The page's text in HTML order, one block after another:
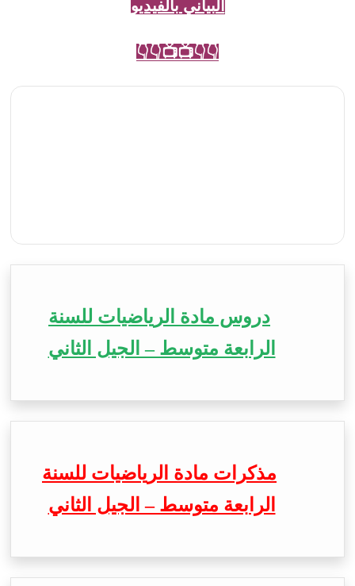
البياني بالفيديو
👇👇📺📺👇👇
دروس مادة الرياضيات للسنة
الرابعة متوسط – الجيل الثاني
مذكرات مادة الرياضيات للسنة
الرابعة متوسط – الجيل الثاني